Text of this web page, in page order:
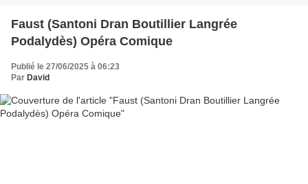
Faust (Santoni Dran Boutillier Langrée
Podalydès) Opéra Comique
Publié le 27/06/2025 à 06:23
Par David